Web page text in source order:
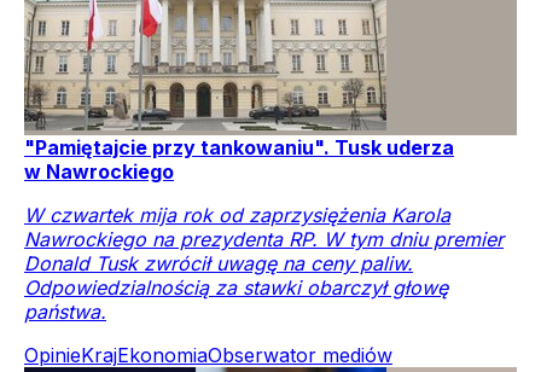
"Pamiętajcie przy tankowaniu". Tusk uderza
w Nawrockiego
W czwartek mija rok od zaprzysiężenia Karola
Nawrockiego na prezydenta RP. W tym dniu premier
Donald Tusk zwrócił uwagę na ceny paliw.
Odpowiedzialnością za stawki obarczył głowę
państwa.
OpinieKrajEkonomiaObserwator mediów